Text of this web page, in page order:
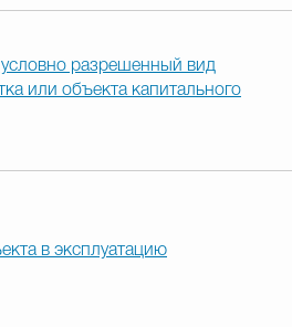
разрешенный вид
или объекта капитального
в эксплуатацию